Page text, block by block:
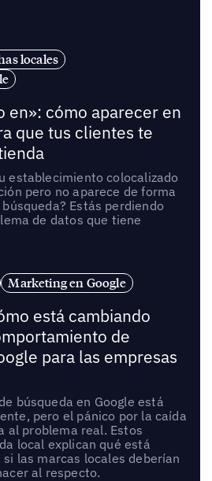
locales
en»: cómo aparecer en
que tus clientes te
establecimiento colocalizado
pero no aparece de forma
Estás perdiendo
de datos que tiene
Marketing en Google
está cambiando
de
para las empresas
búsqueda en Google está
pero el pánico por la caída
al problema real. Estos
local explican qué está
las marcas locales deberían
al respecto.